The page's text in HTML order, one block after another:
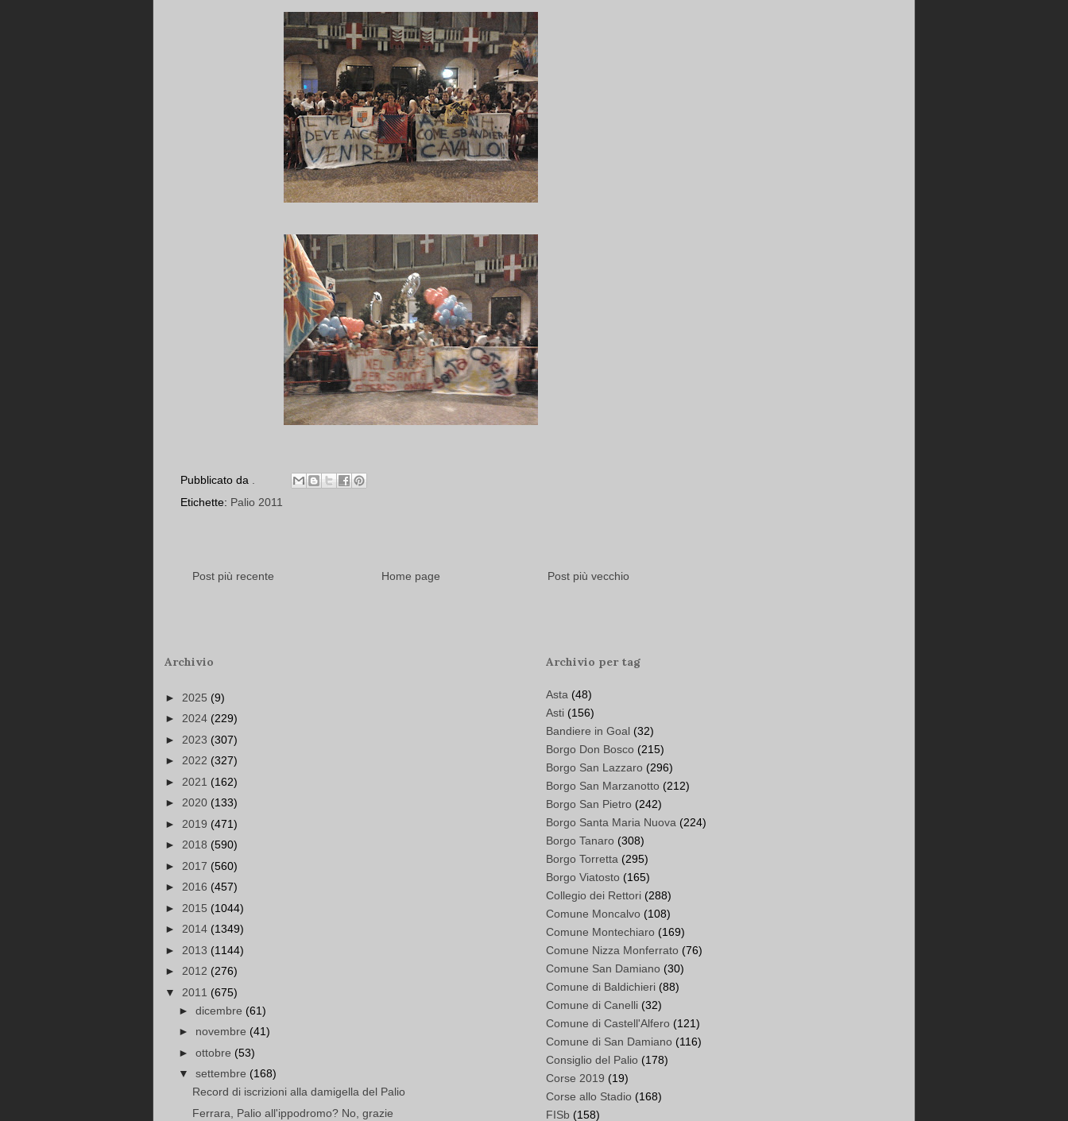
Pubblicato da
Etichette: Palio 2011
Post più recente Post più vecchio
Home page
Archivio
► 2025 (9)
► 2024 (229)
► 2023 (307)
► 2022 (327)
► 2021 (162)
► 2020 (133)
► 2019 (471)
► 2018 (590)
► 2017 (560)
► 2016 (457)
► 2015 (1044)
► 2014 (1349)
► 2013 (1144)
► 2012 (276)
▼ 2011 (675)
► dicembre (61)
► novembre (41)
► ottobre (53)
▼ settembre (168)
Record di iscrizioni alla damigella del Palio
Ferrara, Palio all'ippodromo? No, grazie
Archivio per tag
Asta (48)
Asti (156)
Bandiere in Goal (32)
Borgo Don Bosco (215)
Borgo San Lazzaro (296)
Borgo San Marzanotto (212)
Borgo San Pietro (242)
Borgo Santa Maria Nuova (224)
Borgo Tanaro (308)
Borgo Torretta (295)
Borgo Viatosto (165)
Collegio dei Rettori (288)
Comune Moncalvo (108)
Comune Montechiaro (169)
Comune Nizza Monferrato (76)
Comune San Damiano (30)
Comune di Baldichieri (88)
Comune di Canelli (32)
Comune di Castell'Alfero (121)
Comune di San Damiano (116)
Consiglio del Palio (178)
Corse 2019 (19)
Corse allo Stadio (168)
FISb (158)